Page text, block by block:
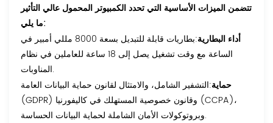
تتضمن الميزات الأساسية التي تحدد الكمبيوتر المحمول عالي التأثير
ما يلي:
أداء البطارية
:بطاريات قابلة للتبديل بسعة 8000 مللي أمبير في
الساعة مع وقت تشغيل يصل إلى 18 ساعة للعاملين في نظام
المناوبات.
حماية:التشفير الشامل، والامتثال لقانون حماية البيانات العامة
(GDPR) وقانون خصوصية المستهلك في كاليفورنيا (CCPA)،
وبروتوكولات الأمان الشاملة لحماية البيانات الحساسة.